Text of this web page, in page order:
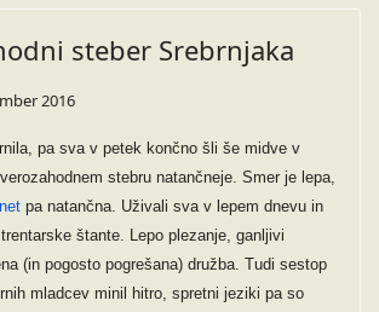
steber Srebrnjaka
2016
pa sva v petek končno šli še midve v
stebru natančneje. Smer je lepa,
pa natančna. Uživali sva v lepem dnevu in
štante. Lepo plezanje, ganljivi
(in pogosto pogrešana) družba. Tudi sestop
mladcev minil hitro, spretni jeziki pa so